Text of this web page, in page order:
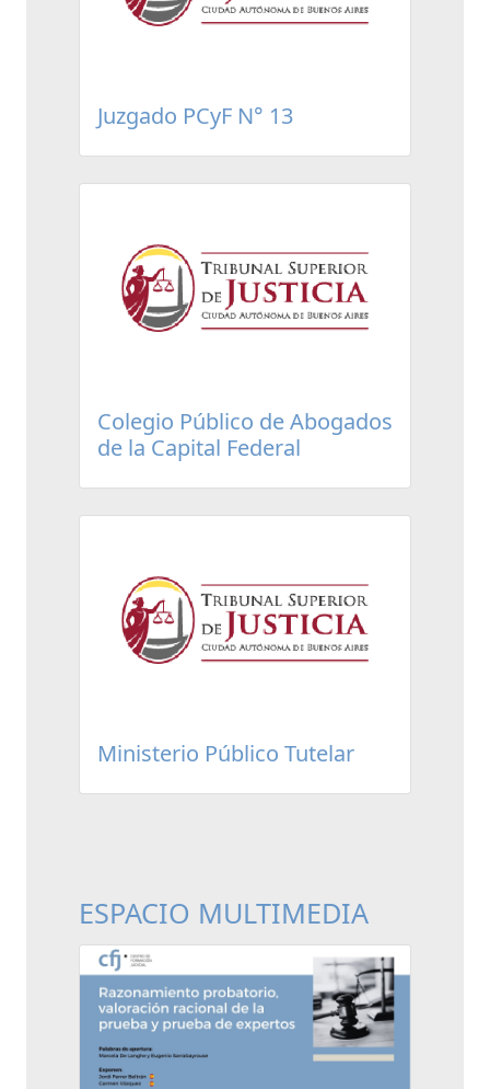
Juzgado PCyF N° 13
Colegio Público de Abogados
de la Capital Federal
Ministerio Público Tutelar
ESPACIO MULTIMEDIA